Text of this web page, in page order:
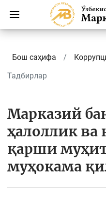
Бош саҳифа
Тадбирлар
Марказий
ҳалоллик ва
қарши
муҳокама